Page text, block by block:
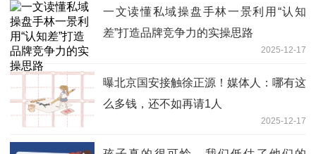
一文读懂私域操盘手林一景利用“认知
差”打造品牌竞争力的实操思路
2025-12-17
曝北京国安接触徐正源！媒体人：哪有这
么多钱，还不如再请1人
2025-12-17